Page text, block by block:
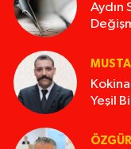
Aydın
Yeşil